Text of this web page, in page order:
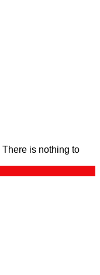
There is nothing to